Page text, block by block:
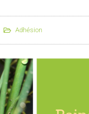
Adhésion